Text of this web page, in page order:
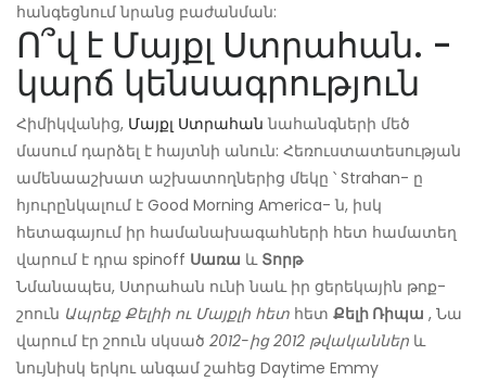
հանգեցնում նրանց բաժանման:
Ո՞վ է Մայքլ Ստրահան. -
կարճ կենսագրություն
Հիմիկվանից, Մայքլ Ստրահան նահանգների մեծ
մասում դարձել է հայտնի անուն: Հեռուստատեսության
ամենաաշխատ աշխատողներից մեկը ՝ Strahan- ը
հյուրընկալում է Good Morning America- ն, իսկ
հետագայում իր համանախագահների հետ համատեղ
վարում է դրա spinoff Սառա և Տորթ
Նմանապես, Ստրահան ունի նաև իր ցերեկային թոք-
շոուն Ապրեք Քելիի ու Մայքլի հետ հետ Քելի Ռիպա , Նա
վարում էր շոուն սկսած 2012-ից 2012 թվականներ և
նույնիսկ երկու անգամ շահեց Daytime Emmy